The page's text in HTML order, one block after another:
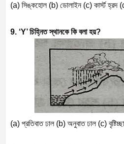
(a) সিঙ্কহোল (b) ডোলাইন (c) কার্স্ট হ্রদ (
9. ‘Y’চিহ্নিত স্থানকে কি বলা হয়?
(a) প্রতিবাত ঢাল (b) অনুবাত ঢাল (c)